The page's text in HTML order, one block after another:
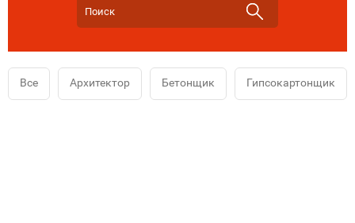
Все Архитектор Бетонщик Гипсокартонщик